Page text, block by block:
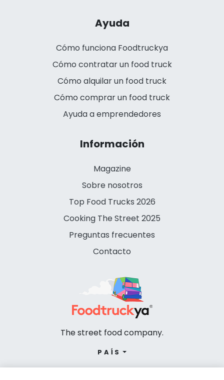
Ayuda
Cómo funciona Foodtruckya
Cómo contratar un food truck
Cómo alquilar un food truck
Cómo comprar un food truck
Ayuda a emprendedores
Información
Magazine
Sobre nosotros
Top Food Trucks 2026
Cooking The Street 2025
Preguntas frecuentes
Contacto
The street food company.
PAÍS